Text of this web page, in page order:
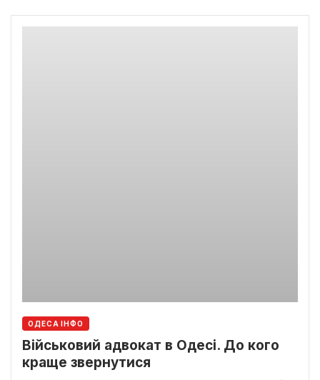
ОДЕСА ІНФО
Військовий адвокат в Одесі. До кого
краще звернутися